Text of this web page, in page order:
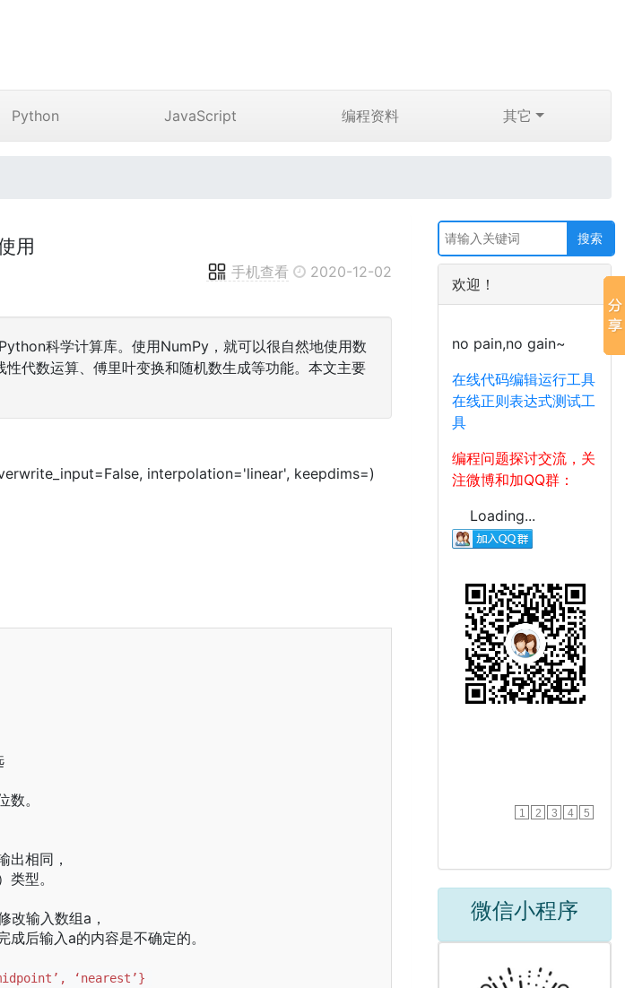
Python JavaScript 编程资料 其它
用
手机查看 2020-12-02
科学计算库。使用NumPy，就可以很自然地使用数
代数运算、傅里叶变换和随机数生成等功能。本文主要
interpolation='linear', keepdims=)
。
出相同，
型。
改输入数组a，
后输入a的内容是不确定的。
‘nearest’}
欢迎！
no pain,no gain~
在线代码编辑运行工具
在线正则表达式测试工
具
编程问题探讨交流，关
注微博和加QQ群：
Loading...
1 2 3 4 5
微信小程序